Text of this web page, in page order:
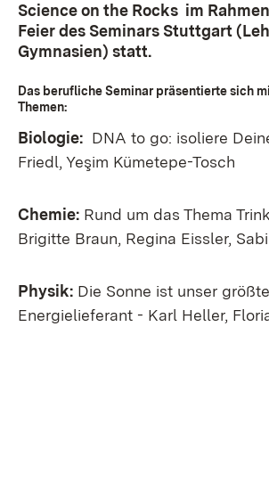
Science on the Rocks im
Feier des Seminars Stuttgart
Gymnasien) statt.
Das berufliche Seminar präsentierte sich
Themen:
Biologie: DNA to go: isoliere
Friedl, Yeşim Kümetepe-Tosch
Chemie: Rund um das Thema
Brigitte Braun, Regina Eissler,
Physik: Die Sonne ist unser
Energielieferant - Karl Heller,